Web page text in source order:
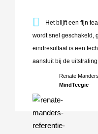
Renate
MindTeegic
Het blijft een fijn
wordt snel geschakeld,
eindresultaat is een
aansluit bij de
Het blijft een fijn